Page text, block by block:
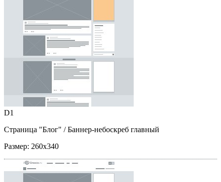
D1
Страница "Блог" / Баннер-небоскреб главный
Размер: 260x340